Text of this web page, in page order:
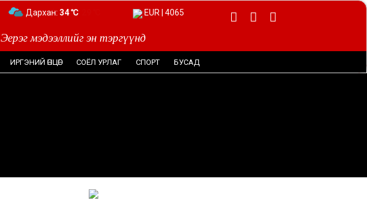
Эерэг мэдээллийг эн тэргүүнд
Дархан: 34 ℃ EUR | 4065
ИРГЭНИЙ ӨНЦӨГ СОЁЛ УРЛАГ СПОРТ БУСАД